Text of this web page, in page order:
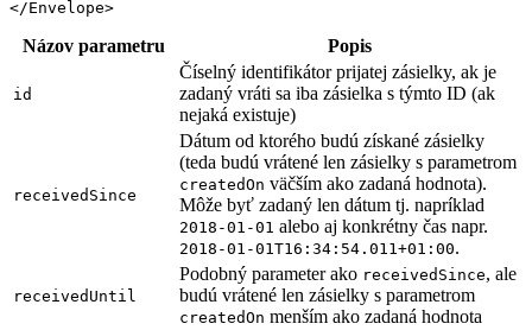
Názov parametru Popis
id
Číselný identifikátor prijatej zásielky, ak je
zadaný vráti sa iba zásielka s týmto ID (ak
nejaká existuje)
receivedSince
Dátum od ktorého budú získané zásielky
(teda budú vrátené len zásielky s parametrom
createdOn väčším ako zadaná hodnota).
Môže byť zadaný len dátum tj. napríklad
2018-01-01 alebo aj konkrétny čas napr.
2018-01-01T16:34:54.011+01:00.
receivedUntil
Podobný parameter ako receivedSince, ale
budú vrátené len zásielky s parametrom
createdOn menším ako zadaná hodnota